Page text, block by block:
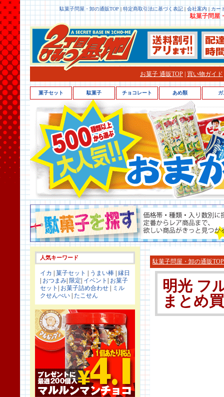
駄菓子問屋・卸の通販TOP | 特定商取引法に基づく表記 | 会社案内 | カー
駄菓子問屋
お菓子 通販TOP 買い物ガイド
人気キーワード
イカ 菓子セット うまい棒 縁日
おつまみ 限定 イベント
お菓子
セット
お菓子詰め合わせ
ミル
クせんべい たこせん
駄菓子問屋・卸の通販TOP
明光 フ
まとめ